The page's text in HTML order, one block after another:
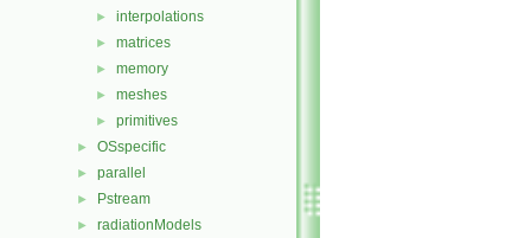
► interpolations
► matrices
► memory
► meshes
► primitives
► OSspecific
► parallel
► Pstream
► radiationModels